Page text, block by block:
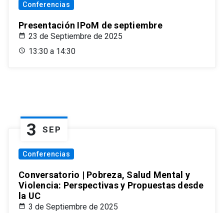
Conferencias
Presentación IPoM de septiembre
23 de Septiembre de 2025
13:30 a 14:30
3 SEP
Conferencias
Conversatorio | Pobreza, Salud Mental y
Violencia: Perspectivas y Propuestas desde
la UC
3 de Septiembre de 2025